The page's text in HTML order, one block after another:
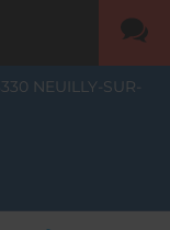
NEUILLY-SUR-